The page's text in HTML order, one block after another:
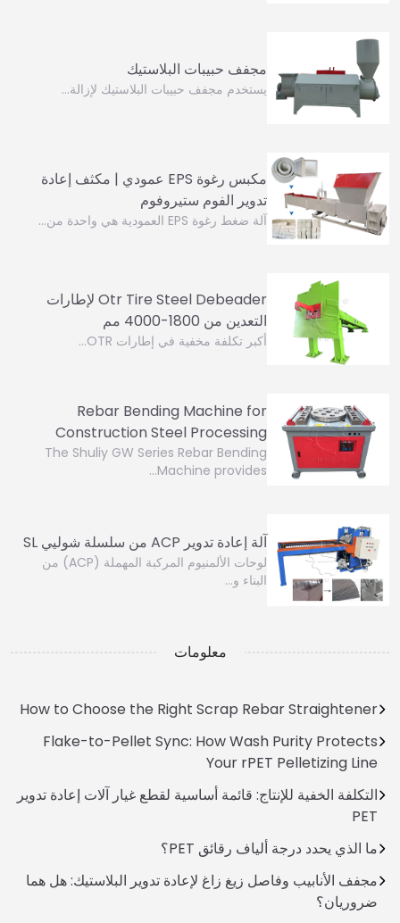
مجفف حبيبات البلاستيك
يستخدم مجفف حبيبات البلاستيك لإزالة...
مكبس رغوة EPS عمودي | مكثف إعادة
تدوير الفوم ستيروفوم
آلة ضغط رغوة EPS العمودية هي واحدة من...
Otr Tire Steel Debeader لإطارات
التعدين من 1800-4000 مم
أكبر تكلفة مخفية في إطارات OTR…
Rebar Bending Machine for
Construction Steel Processing
The Shuliy GW Series Rebar Bending
Machine provides…
آلة إعادة تدوير ACP من سلسلة شوليي SL
لوحات الألمنيوم المركبة المهملة (ACP) من
البناء و…
معلومات
How to Choose the Right Scrap Rebar Straightener
Flake-to-Pellet Sync: How Wash Purity Protects
Your rPET Pelletizing Line
التكلفة الخفية للإنتاج: قائمة أساسية لقطع غيار آلات إعادة تدوير
PET
ما الذي يحدد درجة ألياف رقائق PET؟
مجفف الأنابيب وفاصل زيغ زاغ لإعادة تدوير البلاستيك: هل هما
ضروريان؟